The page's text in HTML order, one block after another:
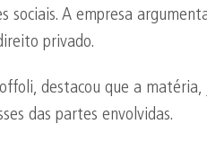
sociais. A empresa
privado.
destacou que a
das partes envolvidas.